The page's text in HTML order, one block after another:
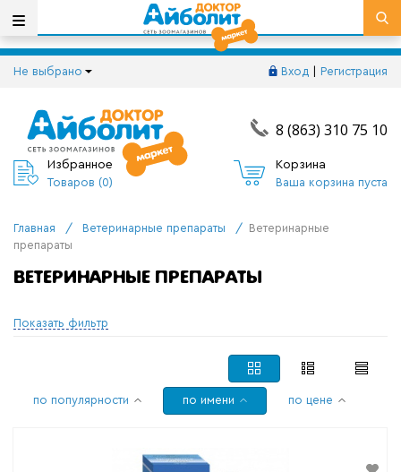
Не выбрано Вход Регистрация
8 (863) 310 75 10
Избранное
Товаров (0)
Корзина
Ваша корзина пуста
Главная / Ветеринарные препараты /
Ветеринарные
препараты
ВЕТЕРИНАРНЫЕ ПРЕПАРАТЫ
Показать фильтр
по популярности по имени по цене